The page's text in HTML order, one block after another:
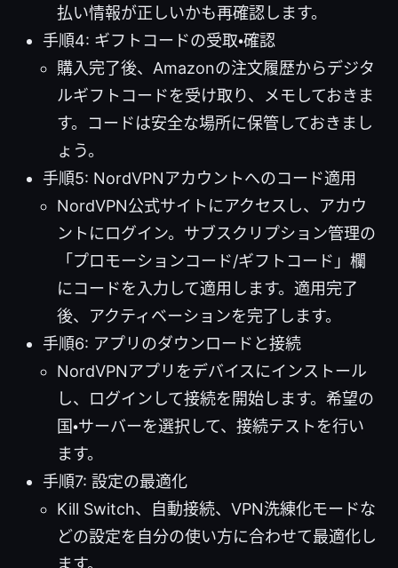
払い情報が正しいかも再確認します。
手順4: ギフトコードの受取・確認
購入完了後、Amazonの注文履歴からデジタ
ルギフトコードを受け取り、メモしておきま
す。コードは安全な場所に保管しておきまし
ょう。
手順5: NordVPNアカウントへのコード適用
NordVPN公式サイトにアクセスし、アカウ
ントにログイン。サブスクリプション管理の
「プロモーションコード/ギフトコード」欄
にコードを入力して適用します。適用完了
後、アクティベーションを完了します。
手順6: アプリのダウンロードと接続
NordVPNアプリをデバイスにインストール
し、ログインして接続を開始します。希望の
国・サーバーを選択して、接続テストを行い
ます。
手順7: 設定の最適化
Kill Switch、自動接続、VPN洗練化モードな
どの設定を自分の使い方に合わせて最適化し